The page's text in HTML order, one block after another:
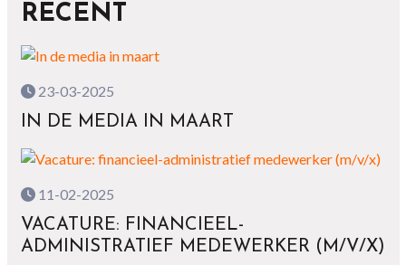
RECENT
23-03-2025
IN DE MEDIA IN MAART
11-02-2025
VACATURE: FINANCIEEL-
ADMINISTRATIEF MEDEWERKER (M/V/X)